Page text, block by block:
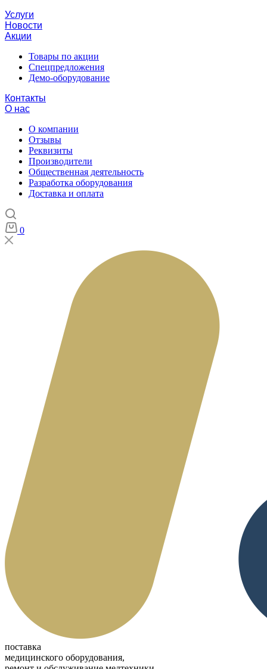
Услуги
Новости
Акции
Товары по акции
Спецпредложения
Демо-оборудование
Контакты
О нас
О компании
Отзывы
Реквизиты
Производители
Общественная деятельность
Разработка оборудования
Доставка и оплата
0
поставка
медицинского оборудования,